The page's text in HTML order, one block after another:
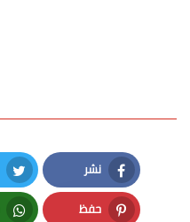
نشر
Facebook
حفظ